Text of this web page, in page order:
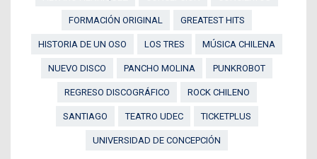
FORMACIÓN ORIGINAL GREATEST HITS
HISTORIA DE UN OSO LOS TRES MÚSICA CHILENA
NUEVO DISCO PANCHO MOLINA PUNKROBOT
REGRESO DISCOGRÁFICO ROCK CHILENO
SANTIAGO TEATRO UDEC TICKETPLUS
UNIVERSIDAD DE CONCEPCIÓN